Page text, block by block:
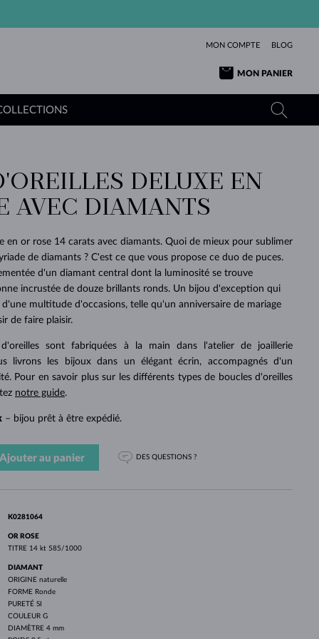
MON COMPTE BLOG
MON PANIER
DE SES
RÊVES
DÉCOUVRIR
L'AMOUR
OR JAUNE
OR ROSE
BEAUTÉ
PURE
DÉCOUVRIR
TANZANITES
TOPAZES
MOLDAVITES
POUR BÉBÉS
MARIAGE
PLUS
BELLES
DÉCOUVRIR
TOURMALINES
MOLDAVITES
PENDENTIFS EN PERLES
OR JAUNE
PENDENTIFS
INTEMPORELS
DES
PERLES
DÉCOUVRIR
SAPHIRS
ÉMERAUDES
MINÉRAUX
OR JAUNE
AUTHENTIQUES
BEAUTÉ
DÉCOUVRIR
EXCEPTIONNELLES
DELUXE EN
AVEC DIAMANTS
en or rose 14 carats avec diamants. Quoi de mieux pour sublimer
de diamants ? C'est ce que vous propose ce duo de puces.
d'un diamant central dont la luminosité se trouve
incrustée de douze brillants ronds. Un bijou d'exception qui
multitude d'occasions, telle qu'un anniversaire de mariage
de faire plaisir.
d'oreilles sont fabriquées à la main dans l'atelier de joaillerie
livrons les bijoux dans un élégant écrin, accompagnés d'un
Pour en savoir plus sur les différents types de boucles d'oreilles
notre guide.
– bijou prêt à être expédié.
Ajouter au panier DES QUESTIONS ?
K0281064
OR ROSE
TITRE 14 kt 585/1000
DIAMANT
ORIGINE naturelle
FORME Ronde
PURETÉ SI
COULEUR G
DIAMÈTRE 4 mm